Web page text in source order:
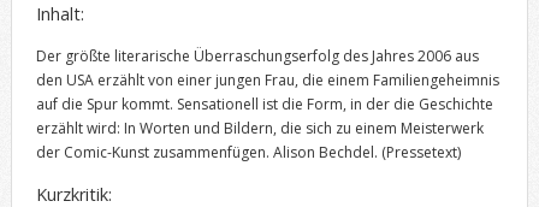
Inhalt:
Der größte literarische Überraschungserfolg des Jahres 2006 aus
den USA erzählt von einer jungen Frau, die einem Familiengeheimnis
auf die Spur kommt. Sensationell ist die Form, in der die Geschichte
erzählt wird: In Worten und Bildern, die sich zu einem Meisterwerk
der Comic-Kunst zusammenfügen. Alison Bechdel. (Pressetext)
Kurzkritik: